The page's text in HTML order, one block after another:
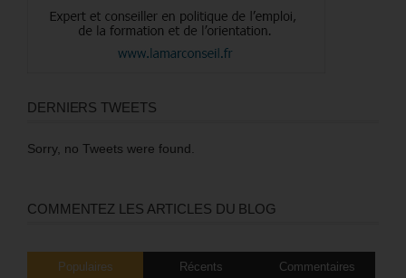
DERNIERS TWEETS
Sorry, no Tweets were found.
COMMENTEZ LES ARTICLES DU BLOG
Populaires Récents Commentaires